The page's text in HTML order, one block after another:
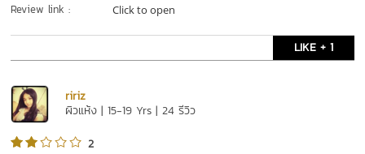
Review link : Click to open
LIKE + 1
ririz
ผิวแห้ง | 15-19 Yrs | 24 รีวิว
2